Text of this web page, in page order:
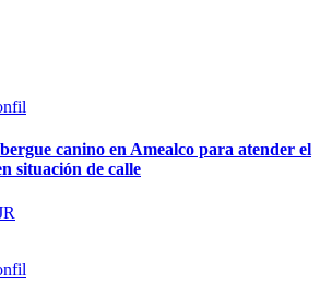
canino en Amealco para atender el
situación de calle